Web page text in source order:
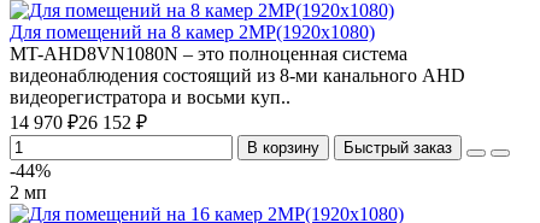
Для помещений на 8 камер 2MP(1920х1080)
MT-AHD8VN1080N – это полноценная система
видеонаблюдения состоящий из 8-ми канального AHD
видеорегистратора и восьми куп..
14 970 ₽26 152 ₽
В корзину Быстрый заказ
-44%
2 мп